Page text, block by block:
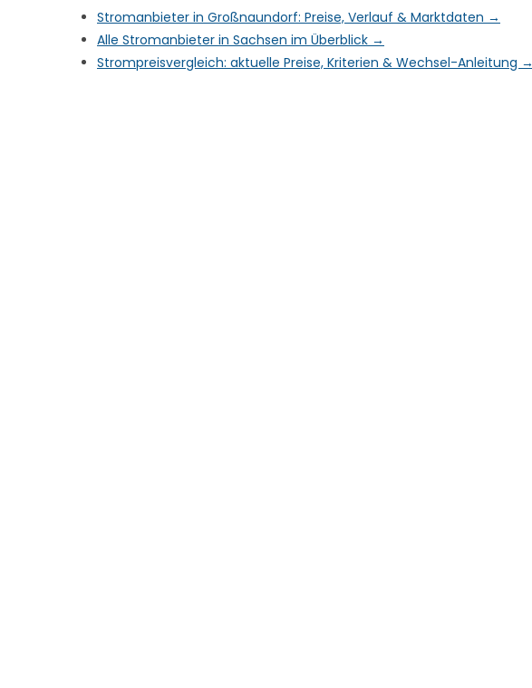
Stromanbieter in Großnaundorf: Preise, Verlauf & Marktdaten →
Alle Stromanbieter in Sachsen im Überblick →
Strompreisvergleich: aktuelle Preise, Kriterien & Wechsel-Anleitung →